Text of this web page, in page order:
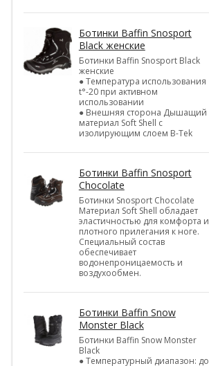
Ботинки Baffin Snosport
Black женские
Ботинки Baffin Snosport Black
женские
● Температура использования
t°-20 при активном
использовании
● Внешняя сторона Дышащий
материал Soft Shell с
изолирующим слоем B-Tek
Ботинки Baffin Snosport
Chocolate
Ботинки Snosport Chocolate
Материал Soft Shell обладает
эластичностью для комфорта и
плотного прилегания к ноге.
Специальный состав
обеспечивает
водонепроницаемость и
воздухообмен.
Ботинки Baffin Snow
Monster Black
Ботинки Baffin Snow Monster
Black
● Температурный диапазон: до